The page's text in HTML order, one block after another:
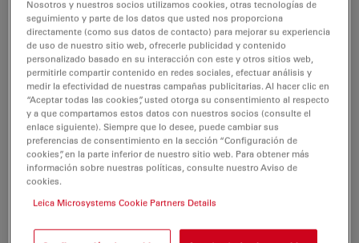
Certificados
EM UC6
CERTIFICADOS
ConformityEMUC6 112007
Nosotros y nuestros socios utilizamos cookies, otras tecnologías de
seguimiento y parte de los datos que usted nos proporciona
directamente (como sus datos de contacto) para mejorar su experiencia
de uso de nuestro sitio web, ofrecerle publicidad y contenido
personalizado basado en su interacción con este y otros sitios web,
permitirle compartir contenido en redes sociales, efectuar análisis y
medir la efectividad de nuestras campañas publicitarias. Al hacer clic en
“Aceptar todas las cookies”, usted otorga su consentimiento al respecto
y a que compartamos estos datos con nuestros socios (consulte el
enlace siguiente). Siempre que lo desee, puede cambiar sus
preferencias de consentimiento en la sección “Configuración de
cookies”, en la parte inferior de nuestro sitio web. Para obtener más
información sobre nuestras políticas, consulte nuestro Aviso de
cookies.
Leica Microsystems Cookie Partners Details